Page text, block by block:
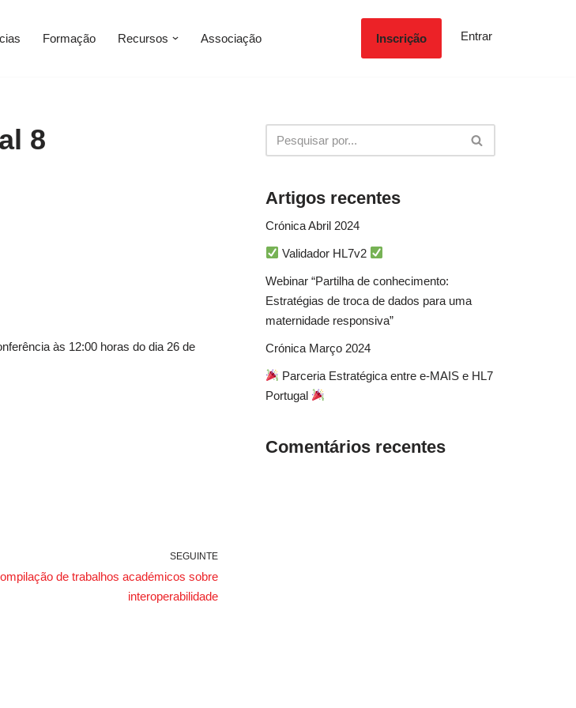
Formação Recursos Associação Inscrição Entrar
8
às 12:00 horas do dia 26 de
SEGUINTE
de trabalhos académicos sobre
interoperabilidade
Artigos recentes
Crónica Abril 2024
Validador HL7v2
Webinar “Partilha de conhecimento:
Estratégias de troca de dados para uma
maternidade responsiva”
Crónica Março 2024
Parceria Estratégica entre e-MAIS e HL7
Portugal
Comentários recentes